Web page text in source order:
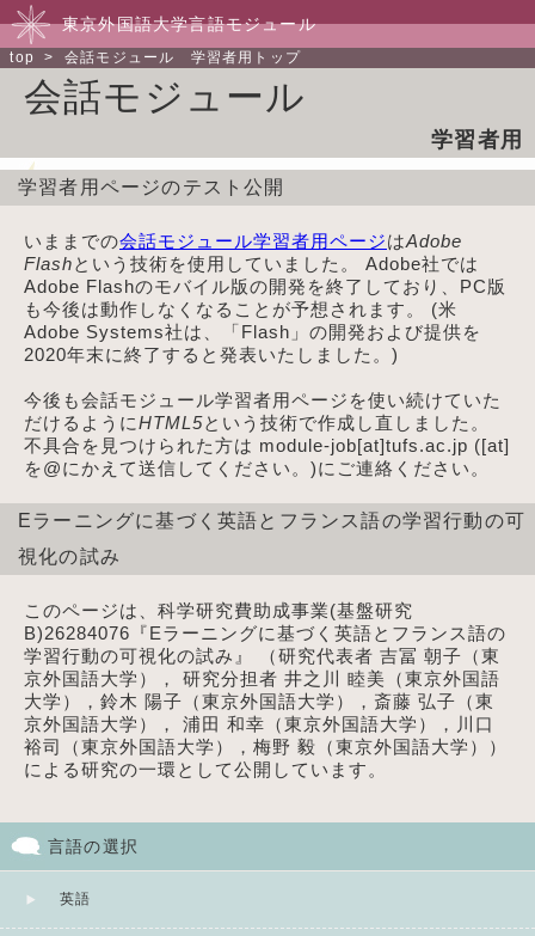
東京外国語大学言語モジュール
top > 会話モジュール 学習者用トップ
言語の選択
英語
会話モジュール
学習者用
学習者用ページのテスト公開
いままでの会話モジュール学習者用ページはAdobe
Flashという技術を使用していました。 Adobe社では
Adobe Flashのモバイル版の開発を終了しており、PC版
も今後は動作しなくなることが予想されます。 (米
Adobe Systems社は、「Flash」の開発および提供を
2020年末に終了すると発表いたしました。)
今後も会話モジュール学習者用ページを使い続けていた
だけるようにHTML5という技術で作成し直しました。
不具合を見つけられた方は module-job[at]tufs.ac.jp ([at]
を@にかえて送信してください。)にご連絡ください。
Eラーニングに基づく英語とフランス語の学習行動の可
視化の試み
このページは、科学研究費助成事業(基盤研究
B)26284076『Eラーニングに基づく英語とフランス語の
学習行動の可視化の試み』 （研究代表者 吉冨 朝子（東
京外国語大学）， 研究分担者 井之川 睦美（東京外国語
大学），鈴木 陽子（東京外国語大学），斎藤 弘子（東
京外国語大学）， 浦田 和幸（東京外国語大学），川口
裕司（東京外国語大学），梅野 毅（東京外国語大学））
による研究の一環として公開しています。